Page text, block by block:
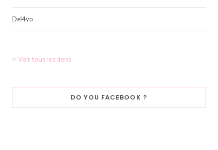
Del4yo
> Voir tous les liens
DO YOU FACEBOOK ?